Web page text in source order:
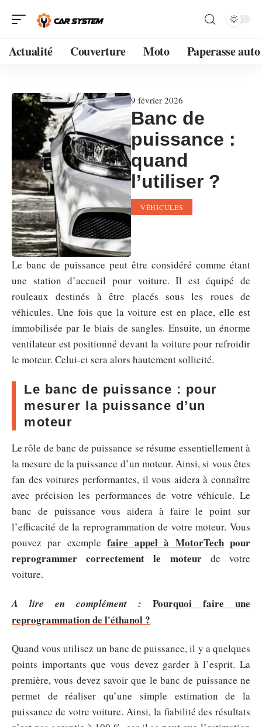
Actualité Couverture Moto Paperasse auto
9 février 2026
Banc de
puissance :
quand
l’utiliser ?
VÉHICULES
Le banc de puissance peut être considéré comme étant
une station d’accueil pour voiture. Il est équipé de
rouleaux destinés à être placés sous les roues de
véhicules. Une fois que la voiture est en place, elle est
immobilisée par le biais de sangles. Ensuite, un énorme
ventilateur est positionné devant la voiture pour refroidir
le moteur. Celui-ci sera alors hautement sollicité.
Le banc de puissance : pour
mesurer la puissance d’un
moteur
Le rôle de banc de puissance se résume essentiellement à
la mesure de la puissance d’un moteur. Ainsi, si vous êtes
fan des voitures performantes, il vous aidera à connaître
avec précision les performances de votre véhicule. Le
banc de puissance vous aidera à faire le point sur
l’efficacité de la reprogrammation de votre moteur. Vous
pouvez par exemplefaire appel à MotorTech pour
reprogrammer correctement le moteurde votre
voiture.
A lire en complément :
Pourquoi faire une
reprogrammation de l'éthanol ?
Quand vous utilisez un banc de puissance, il y a quelques
points importants que vous devez garder à l’esprit. La
première, vous devez savoir que le banc de puissance ne
permet de réaliser qu’une simple estimation de la
puissance de votre voiture. Ainsi, la fiabilité des résultats